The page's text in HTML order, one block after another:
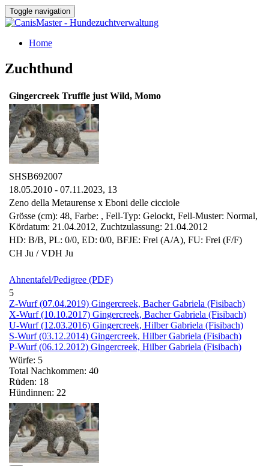
Toggle navigation
Home
Zuchthund
Gingercreek Truffle just Wild, Momo
SHSB692007
18.05.2010 - 07.11.2023, 13
Zeno della Metaurense x Eboni delle cicciole
Grösse (cm): 48, Farbe: , Fell-Typ: Gelockt, Fell-Muster: Normal,
Kördatum: 21.04.2012, Zuchtzulassung: 21.04.2012
HD: B/B, PL: 0/0, ED: 0/0, BFJE: Frei (A/A), FU: Frei (F/F)
CH Ju / VDH Ju
Ahnentafel/Pedigree (PDF)
5
Z-Wurf (07.04.2019) Gingercreek, Bacher Gabriela (Fisibach)
X-Wurf (10.10.2017) Gingercreek, Bacher Gabriela (Fisibach)
U-Wurf (12.03.2016) Gingercreek, Hilber Gabriela (Fisibach)
S-Wurf (03.12.2014) Gingercreek, Hilber Gabriela (Fisibach)
P-Wurf (06.12.2012) Gingercreek, Hilber Gabriela (Fisibach)
Würfe: 5
Total Nachkommen: 40
Rüden: 18
Hündinnen: 22